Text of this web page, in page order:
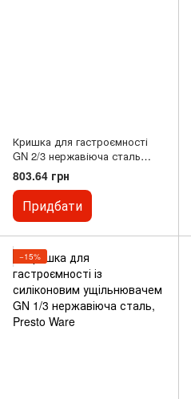
Кришка для гастроємності
GN 2/3 нержавіюча сталь
Budget Line, Hendi
803.64 грн
Придбати
−15%